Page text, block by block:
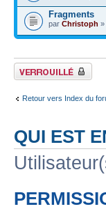
Fragments
par Christoph »
Forum verrouillé
Retour vers Index du
QUI EST